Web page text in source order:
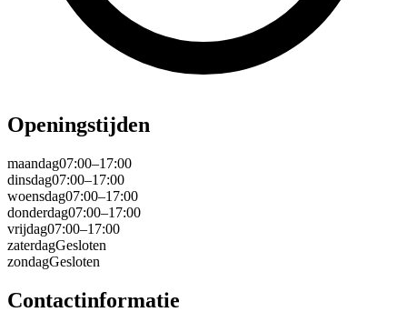
Openingstijden
maandag07:00–17:00
dinsdag07:00–17:00
woensdag07:00–17:00
donderdag07:00–17:00
vrijdag07:00–17:00
zaterdagGesloten
zondagGesloten
Contactinformatie